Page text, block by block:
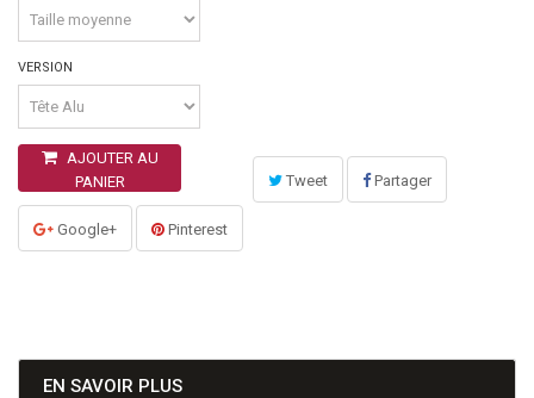
VERSION
AJOUTER AU
PANIER
Tweet Partager
Google+ Pinterest
EN SAVOIR PLUS